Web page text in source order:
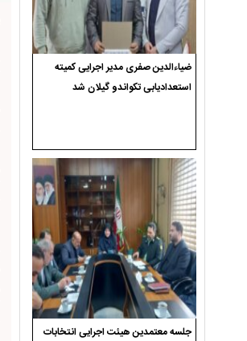
ضیاءالدین صفری مدیر اجرایی کمیته
استعدادیابی تکواندو گیلان شد
جلسه معتمدین هیئت اجرایی انتخابات